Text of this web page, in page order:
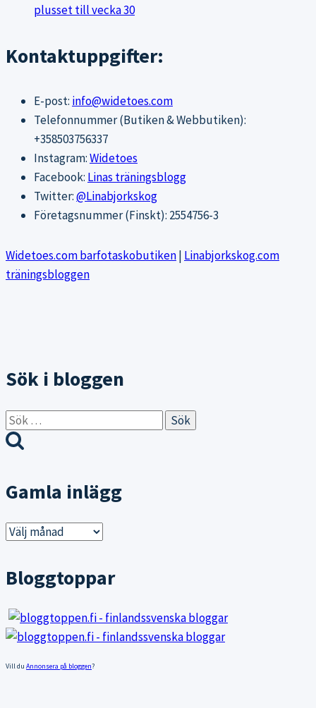
plusset till vecka 30
Kontaktuppgifter:
E-post: info@widetoes.com
Telefonnummer (Butiken & Webbutiken):
+358503756337
Instagram:Widetoes
Facebook: Linas träningsblogg
Twitter:@Linabjorkskog
Företagsnummer (Finskt): 2554756-3
Widetoes.com barfotaskobutiken| Linabjorkskog.com
träningsbloggen
Sök i bloggen
Sök
efter:
Gamla inlägg
Gamla
Bloggtoppar
Vill du Annonsera på bloggen?